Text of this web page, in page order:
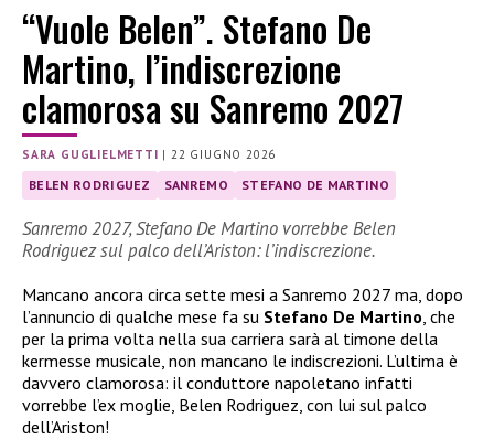
“Vuole Belen”. Stefano De
Martino, l’indiscrezione
clamorosa su Sanremo 2027
SARA GUGLIELMETTI | 22 GIUGNO 2026
BELEN RODRIGUEZ SANREMO STEFANO DE MARTINO
Sanremo 2027, Stefano De Martino vorrebbe Belen
Rodriguez sul palco dell’Ariston: l’indiscrezione.
Mancano ancora circa sette mesi a Sanremo 2027 ma, dopo
l’annuncio di qualche mese fa su Stefano De Martino, che
per la prima volta nella sua carriera sarà al timone della
kermesse musicale, non mancano le indiscrezioni. L’ultima è
davvero clamorosa: il conduttore napoletano infatti
vorrebbe l’ex moglie, Belen Rodriguez, con lui sul palco
dell’Ariston!